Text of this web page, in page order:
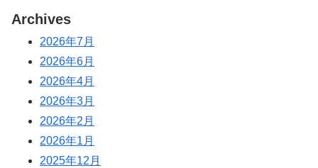
Archives
2026年7月
2026年6月
2026年4月
2026年3月
2026年2月
2026年1月
2025年12月